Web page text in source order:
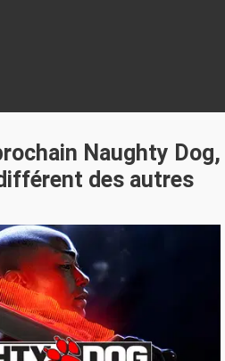
Naughty Dog,
des autres